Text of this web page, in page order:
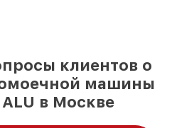
клиентов о
машины
в Москве